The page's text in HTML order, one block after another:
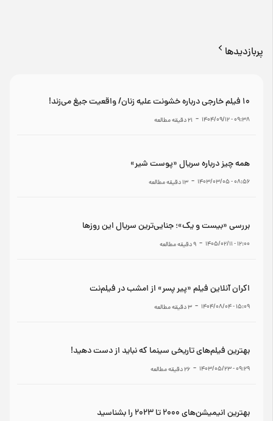
پربازدیدها
۱۰ فیلم خارجی درباره خشونت علیه زنان/ واقعیت جیغ می‌زند!
۰۹:۳۸ - ۱۴۰۴/۰۹/۱۲ -
21دقیقه مطالعه
همه چیز درباره سریال «پوست شیر»
۰۸:۵۶ - ۱۴۰۳/۰۳/۰۵ -
13دقیقه مطالعه
بررسی «بیست و یک»؛ جنایی‌ترین سریال این روزها
۱۲:۰۰ - ۱۴۰۵/۰۲/۱۱ -
9دقیقه مطالعه
اکران آنلاین فیلم «پیر پسر» از امشب در فیلم‌نت
۱۵:۰۹ - ۱۴۰۴/۰۸/۰۴ -
3دقیقه مطالعه
بهترین فیلم‌های تاریخی سینما که نباید از دست دهید!
۰۹:۲۹ - ۱۴۰۳/۰۵/۲۳ -
26دقیقه مطالعه
بهترین انیمیشن‌های ۲۰۰۰ تا ۲۰۲۳ را بشناسید